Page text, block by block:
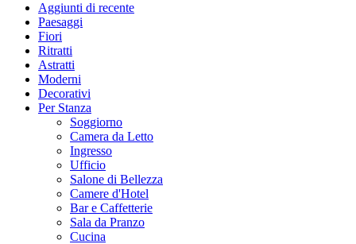
Aggiunti di recente
Paesaggi
Fiori
Ritratti
Astratti
Moderni
Decorativi
Per Stanza
Soggiorno
Camera da Letto
Ingresso
Ufficio
Salone di Bellezza
Camere d'Hotel
Bar e Caffetterie
Sala da Pranzo
Cucina